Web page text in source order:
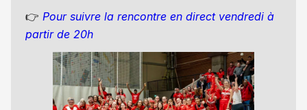
👉 Pour suivre la rencontre en direct vendredi à
partir de 20h